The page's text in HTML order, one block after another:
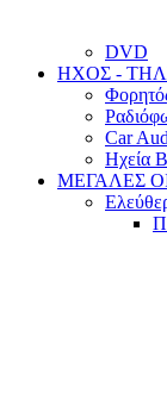
DVD
ΗΧΟΣ -
Car
Ηχεία
ΜΕΓΑΛΕΣ